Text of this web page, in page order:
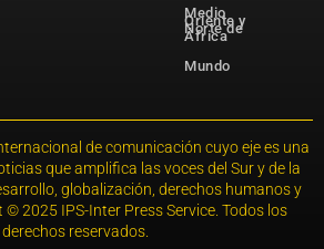
Medio
Oriente y
Norte de
África
Mundo
de comunicación cuyo eje es una
que amplifica las voces del Sur y de la
globalización, derechos humanos y
2025 IPS-Inter Press Service. Todos los
derechos reservados.